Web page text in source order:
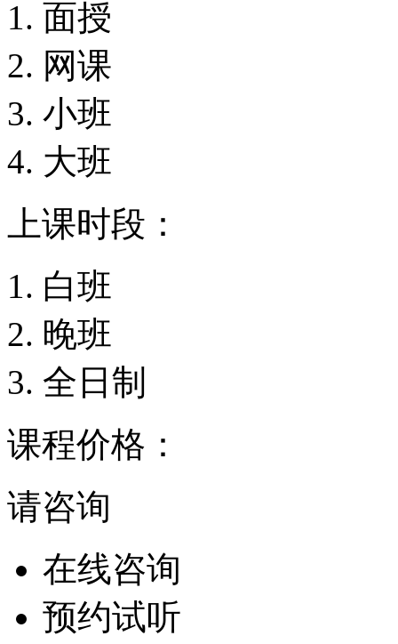
面授
网课
小班
大班
上课时段：
白班
晚班
全日制
课程价格：
请咨询
在线咨询
预约试听